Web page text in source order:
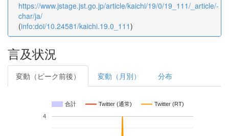
https://www.jstage.jst.go.jp/article/kaichi/19/0/19_111/_article/-
char/ja/
(info:doi/10.24581/kaichi.19.0_111)
言及状況
変動（ピーク前後） 変動（月別） 分布
合計 Twitter (通常) Twitter (RT)
4